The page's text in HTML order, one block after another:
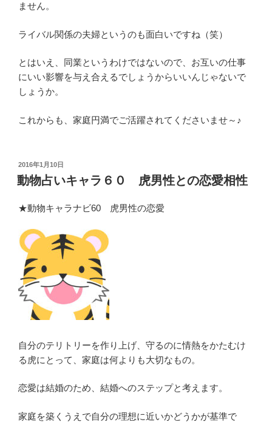
ません。
ライバル関係の夫婦というのも面白いですね（笑）
とはいえ、同業というわけではないので、お互いの仕事
にいい影響を与え合えるでしょうからいいんじゃないで
しょうか。
これからも、家庭円満でご活躍されてくださいませ～♪
投
稿
日:
2016年1月10日
動物占いキャラ６０ 虎男性との恋愛相性
★動物キャラナビ60 虎男性の恋愛
自分のテリトリーを作り上げ、守るのに情熱をかたむけ
る虎にとって、家庭は何よりも大切なもの。
恋愛は結婚のため、結婚へのステップと考えます。
家庭を築くうえで自分の理想に近いかどうかが基準で